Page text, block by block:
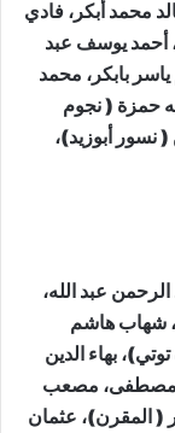
محمد أبكر، فادي
أحمد يوسف عبد
بابكر، محمد
حمزة ( نجوم
نسور أبوزيد)،
عبد الله،
شهاب هاشم
بهاء الدين
مصطفى، مصعب
( المقرن)، عثمان